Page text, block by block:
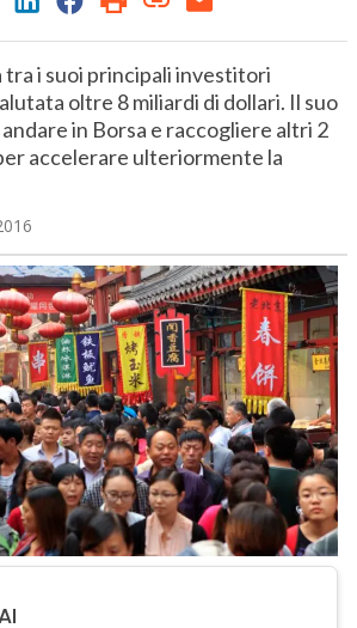
tra i suoi principali investitori
oltre 8 miliardi di dollari. Il suo
in Borsa e raccogliere altri 2
accelerare ulteriormente la